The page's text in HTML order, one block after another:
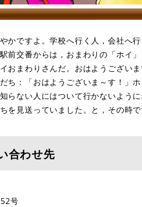
かですよ。学校へ行く人，会社へ
前交番からは，おまわりの「ホイ
おまわりさんだ。おはようござい
ち：「おはようございま～す！」
らない人にはついて行かないよう
を見送っていました。と，その時で
合わせ先
号